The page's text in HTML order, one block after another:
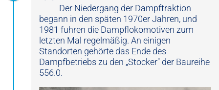
Der Niedergang der Dampftraktion
begann in den späten 1970er Jahren, und
1981 fuhren die Dampflokomotiven zum
letzten Mal regelmäßig. An einigen
Standorten gehörte das Ende des
Dampfbetriebs zu den „Stocker" der Baureihe
556.0.